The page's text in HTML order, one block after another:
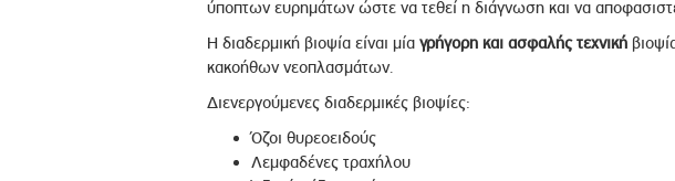
ύποπτων ευρημάτων ώστε να τεθεί η διάγνωση και να
Η διαδερμική βιοψία είναι μία γρήγορη και ασφαλής τεχνική
κακοήθων νεοπλασμάτων.
Διενεργούμενες διαδερμικές βιοψίες:
Όζοι θυρεοειδούς
Λεμφαδένες τραχήλου